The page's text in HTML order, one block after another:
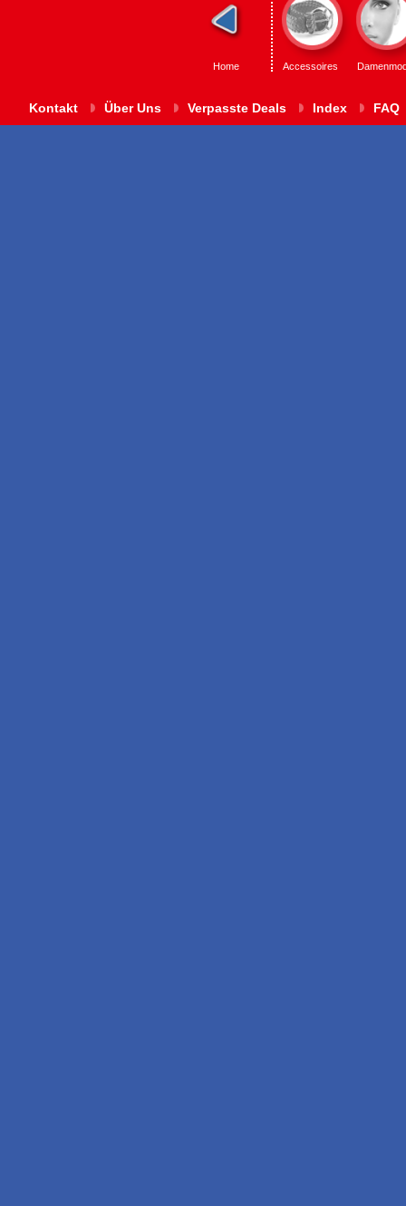
Home Accessoires
Kontakt Über Uns Verpasste Deals Index FAQ